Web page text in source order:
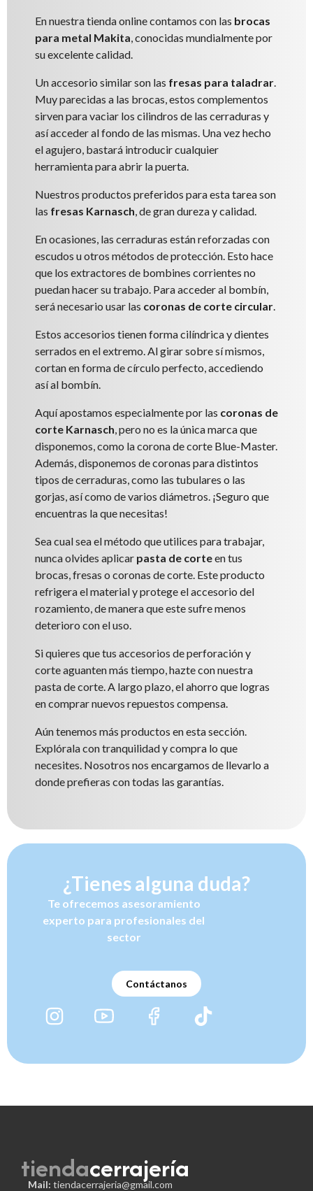
En nuestra tienda online contamos con las brocas
para metal Makita , conocidas mundialmente por
su excelente calidad.
Un accesorio similar son las fresas para taladrar
Muy parecidas a las brocas, estos complementos
sirven para vaciar los cilindros de las cerraduras y
así acceder al fondo de las mismas. Una vez hecho
el agujero, bastará introducir cualquier
herramienta para abrir la puerta.
Nuestros productos preferidos para esta tarea son
las fresas Karnasch , de gran dureza y calidad.
En ocasiones, las cerraduras están reforzadas con
escudos u otros métodos de protección. Esto hace
que los extractores de bombines corrientes no
puedan hacer su trabajo. Para acceder al bombín,
será necesario usar las coronas de corte circular
Estos accesorios tienen forma cilíndrica y dientes
serrados en el extremo. Al girar sobre sí mismos,
cortan en forma de círculo perfecto, accediendo
así al bombín.
Aquí apostamos especialmente por las coronas de
corte Karnasch , pero no es la única marca que
disponemos, como la corona de corte Blue-Master.
Además, disponemos de coronas para distintos
tipos de cerraduras, como las tubulares o las
gorjas, así como de varios diámetros. ¡Seguro que
encuentras la que necesitas!
Sea cual sea el método que utilices para trabajar,
nunca olvides aplicar pasta de corteen tus
brocas, fresas o coronas de corte. Este producto
refrigera el material y protege el accesorio del
rozamiento, de manera que este sufre menos
deterioro con el uso.
Si quieres que tus accesorios de perforación y
corte aguanten más tiempo, hazte con nuestra
pasta de corte. A largo plazo, el ahorro que logras
en comprar nuevos repuestos compensa.
Aún tenemos más productos en esta sección.
Explórala con tranquilidad y compra lo que
necesites. Nosotros nos encargamos de llevarlo a
donde prefieras con todas las garantías.
¿Tienes alguna duda?
Te ofrecemos asesoramiento
experto para profesionales del
sector
Contáctanos
tiendacerrajería
Mail: tiendacerrajeria@gmail.com